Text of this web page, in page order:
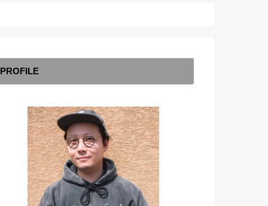
PROFILE